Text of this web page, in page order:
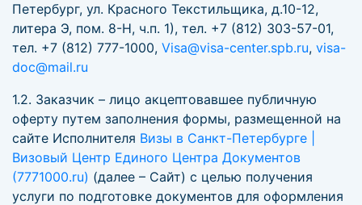
Петербург, ул. Красного Текстильщика, д.10-12,
литера Э, пом. 8-Н, ч.п. 1), тел. +7 (812) 303-57-01,
тел. +7 (812) 777-1000, Visa@visa-center.spb.ru, visa-
doc@mail.ru
1.2. Заказчик – лицо акцептовавшее публичную
оферту путем заполнения формы, размещенной на
сайте Исполнителя Визы в Санкт-Петербурге |
Визовый Центр Единого Центра Документов
(7771000.ru) (далее – Сайт) с целью получения
услуги по подготовке документов для оформления